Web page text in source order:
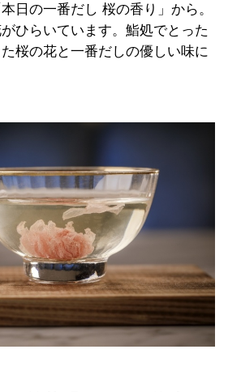
日の一番だし 桜の香り」から。
ひらいています。鮨処でとった
桜の花と一番だしの優しい味に